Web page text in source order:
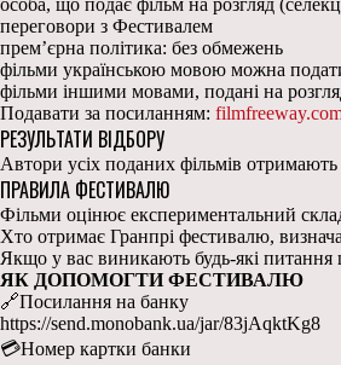
переговори з Фестивалем
прем’єрна політика: без обмежень
фільми українською мовою можна
фільми іншими мовами, подані на
Подавати за посиланням:
РЕЗУЛЬТАТИ ВІДБОРУ
Автори усіх поданих фільмів
ПРАВИЛА ФЕСТИВАЛЮ
Фільми оцінює експериментальний
Хто отримає Гранпрі фестивалю,
Якщо у вас виникають будь-які питання
ЯК ДОПОМОГТИ ФЕСТИВАЛЮ
🔗Посилання на банку
https://send.monobank.ua/jar/83jAqktKg8
💳Номер картки банки